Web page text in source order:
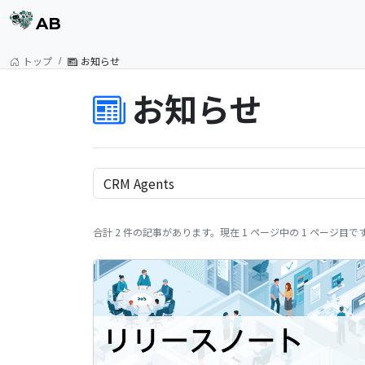
AB
トップ お知らせ
お知らせ
合計 2 件の記事があります。現在 1 ページ中の 1 ページ目で